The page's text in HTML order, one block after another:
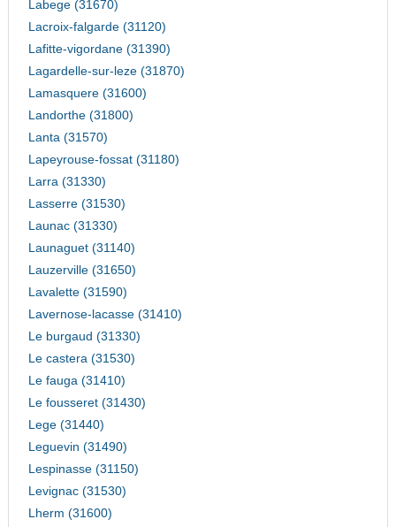
Labege (31670)
Lacroix-falgarde (31120)
Lafitte-vigordane (31390)
Lagardelle-sur-leze (31870)
Lamasquere (31600)
Landorthe (31800)
Lanta (31570)
Lapeyrouse-fossat (31180)
Larra (31330)
Lasserre (31530)
Launac (31330)
Launaguet (31140)
Lauzerville (31650)
Lavalette (31590)
Lavernose-lacasse (31410)
Le burgaud (31330)
Le castera (31530)
Le fauga (31410)
Le fousseret (31430)
Lege (31440)
Leguevin (31490)
Lespinasse (31150)
Levignac (31530)
Lherm (31600)